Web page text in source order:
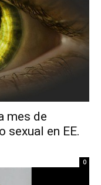
mes de
sexual en EE.
0